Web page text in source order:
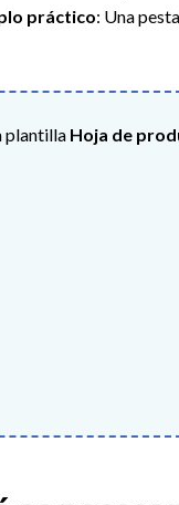
práctico: Una
plantilla Hoja de